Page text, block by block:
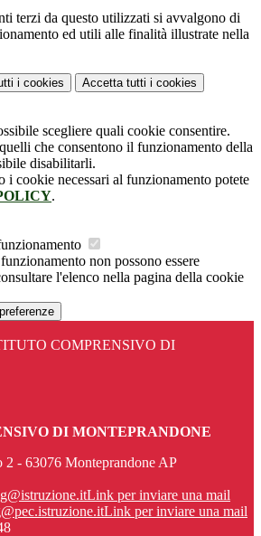
terzi da questo utilizzati si avvalgono di
ed utili alle finalità illustrate nella
i cookies Accetta tutti i cookies
scegliere quali cookie consentire.
che consentono il funzionamento della
disabilitarli.
i cookie necessari al funzionamento potete
.
non possono essere
l'elenco nella pagina della cookie
COMPRENSIVO DI
DI MONTEPRANDONE
- 63076 Monteprandone AP
Link per inviare una mail
Link per inviare una mail